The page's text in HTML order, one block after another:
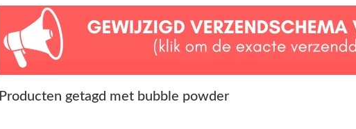
Producten getagd met bubble powder